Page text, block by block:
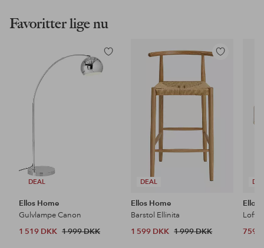
Favoritter lige nu
DEAL
Tilføj
til
Ellos Home
Gulvlampe Canon
1 519 DKK 1 999 DKK
DEAL
Tilføj
Ellos Home
Barstol Ellinita
1 599 DKK 1 999 DKK
Ellos
759